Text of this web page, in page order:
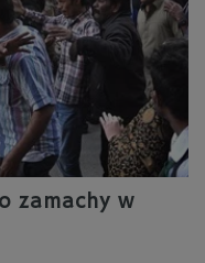
zamachy w